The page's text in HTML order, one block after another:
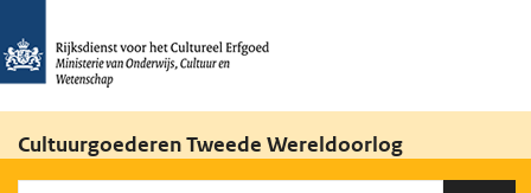
Cultuurgoederen Tweede Wereldoorlog